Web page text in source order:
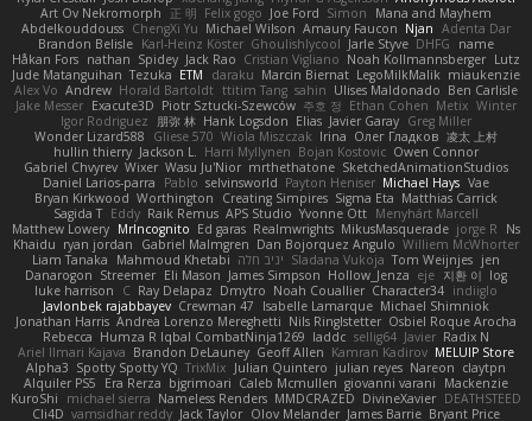
Art Ov Nekromorph
正 明 Felix gogo Joe Ford Simon
Mana and Mayhem
Abdelkouddouss ChengXi Yu Michael Wilson Amaury Faucon Njan Adenta Dar
Brandon Belisle Karl-Heinz Köster Ghoulishlycool Jarle Styve DHFG
name
Håkan Fors nathan Spidey Jack Rao Cristian Vigliano Noah Kollmannsberger Lutz
Jude Matanguihan Tezuka ETM daraku Marcin Biernat LegoMilkMalik miaukenzie
Alex Vo Andrew Horald Bartoldt ttitim Tang sahin Ulises Maldonado Ben Carlisle
Jake Messer Exacute3D Piotr Sztucki-Szewców 주호 정 Ethan Cohen Metix Winter
Igor Rodriguez
朋弥 林 Hank Logsdon Elias Javier Garay Greg Miller
Wonder Lizard588
Gliese 570 Wiola Miszczak Irina Олег Гладков 凌太 上村
hullin thierry Jackson L. Harri Myllynen Bojan Kostovic Owen Connor
Gabriel Chvyrev Wixer Wasu Ju'Nior mrthethatone SketchedAnimationStudios
Daniel Larios-parra
Pablo selvinsworld Payton Heniser Michael Hays Vae
Bryan Kirkwood Worthington Creating Simpires Sigma Eta Matthias Carrick
Sagida T Eddy Raik Remus APS Studio Yvonne Ott Menyhárt Marcell
Matthew Lowery MrIncognito Ed garas Realmwrights MikusMasquerade jorge R
Ns
Khaidu ryan jordan Gabriel Malmgren Dan Bojorquez Angulo Williem McWhorter
Liam Tanaka
Mahmoud Khetabi יניב חלה Sladana Vukoja Tom Weijnjes jen
Danarogon Streemer Eli Mason James Simpson Hollow_Jenza eje 지환 이 log
luke harrison
C Ray Delapaz Dmytro Noah Couallier Character34 indiiglo
Javlonbek rajabbayev Crewman 47 Isabelle Lamarque Michael Shimniok
Jonathan Harris Andrea Lorenzo Mereghetti Nils Ringlstetter Osbiel Roque Arocha
Rebecca Humza R Iqbal CombatNinja1269 laddc sellig64 Javier Radix N
Ariel Ilmari Kajava Brandon DeLauney Geoff Allen Kamran Kadirov MELUIP Store
Alpha3 Spotty Spotty YQ TrixMix Julian Quintero julian reyes Nareon claytpn
Alquiler PS5
Era Rerza bjgrimoari Caleb Mcmullen giovanni varani
Mackenzie
KuroShi
michael sierra Nameless Renders MMDCRAZED DivineXavier DEATHSTEED
Cli4D vamsidhar reddy Jack Taylor Olov Melander James Barrie Bryant Price